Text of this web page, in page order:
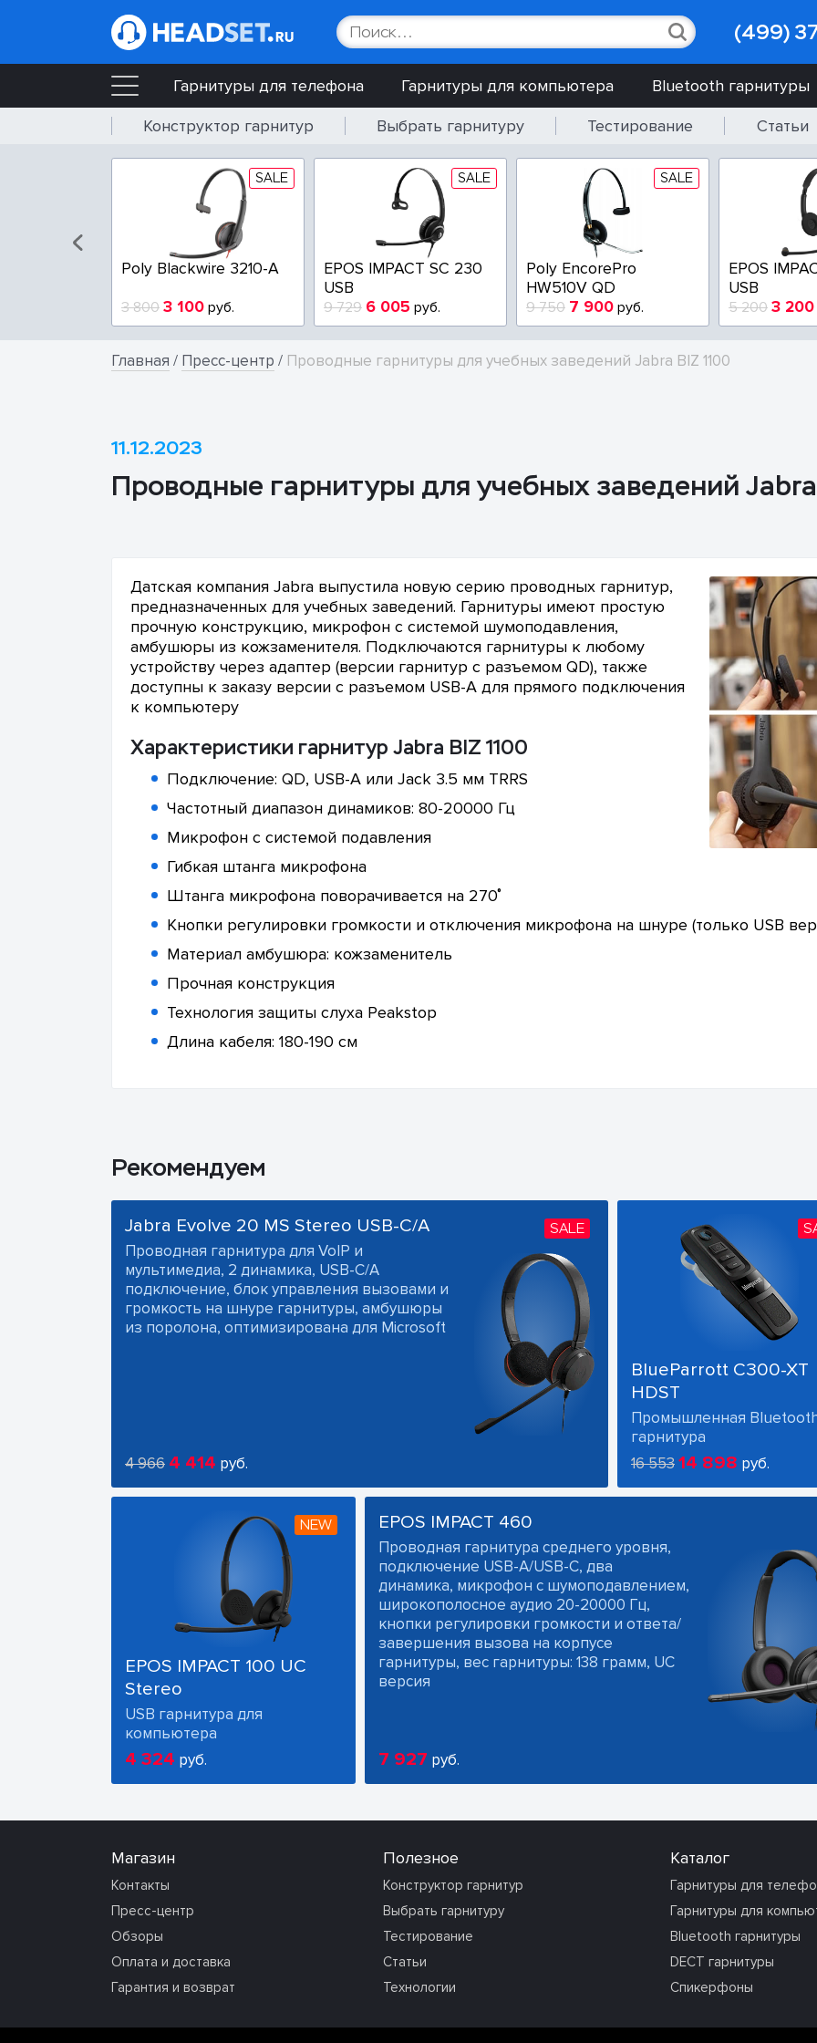
(499)
Гарнитуры для телефона Гарнитуры для компьютера
Bluetooth гарнитуры
Конструктор гарнитур
Выбрать гарнитуру Тестирование Статьи
SALE
Poly Blackwire 3210-A
3 800 3 100 руб.
SALE
EPOS IMPACT SC 230
USB
9 729 6 005 руб.
SALE
Poly EncorePro
HW510V QD
9 750 7 900 руб.
EPOS
USB
5 200 3 200
Главная / Пресс-центр / Проводные гарнитуры для учебных заведений Jabra BIZ 1100
11.12.2023
Проводные гарнитуры для учебных заведений
Датская компания Jabra выпустила новую серию проводных гарнитур,
предназначенных для учебных заведений. Гарнитуры имеют простую
прочную конструкцию, микрофон с системой шумоподавления,
амбушюры из кожзаменителя. Подключаются гарнитуры к любому
устройству через адаптер (версии гарнитур с разъемом QD), также
доступны к заказу версии с разъемом USB-A для прямого подключения
к компьютеру
Характеристики гарнитур Jabra BIZ 1100
Подключение: QD, USB-A или Jack 3.5 мм TRRS
Частотный диапазон динамиков: 80-20000 Гц
Микрофон с системой подавления
Гибкая штанга микрофона
Штанга микрофона поворачивается на 270˚
Кнопки регулировки громкости и отключения микрофона на шнуре (только USB
Материал амбушюра: кожзаменитель
Прочная конструкция
Технология защиты слуха Peakstop
Длина кабеля: 180-190 см
Рекомендуем
SALE
Jabra Evolve 20 MS Stereo USB-C/A
Проводная гарнитура для VoIP и
мультимедиа, 2 динамика, USB-C/A
подключение, блок управления вызовами и
громкость на шнуре гарнитуры, амбушюры
из поролона, оптимизирована для Microsoft
4 966 4 414 руб.
EPOS IMPACT 460
Проводная гарнитура среднего уровня,
подключение USB-A/USB-C, два
динамика, микрофон с шумоподавлением,
широкополосное аудио 20-20000 Гц,
кнопки регулировки громкости и ответа/
завершения вызова на корпусе
гарнитуры, вес гарнитуры: 138 грамм, UC
версия
7 927 руб.
BlueParrott C300-XT
HDST
Промышленная
гарнитура
16 55314 898 руб.
NEW
EPOS IMPACT 100 UC
Stereo
USB гарнитура для
компьютера
4 324 руб.
Магазин
Контакты
Пресс-центр
Обзоры
Оплата и доставка
Гарантия и возврат
Полезное
Конструктор гарнитур
Выбрать гарнитуру
Тестирование
Статьи
Технологии
Каталог
Гарнитуры для
Гарнитуры для
Bluetooth гарнитуры
DECT гарнитуры
Спикерфоны